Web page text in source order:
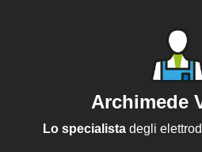
Archimede
Lo specialistadegli